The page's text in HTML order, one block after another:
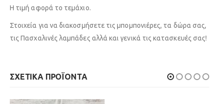
Η τιμή αφορά το τεμάχιο.
Στοιχεία για να διακοσμήσετε τις μπομπονιέρες, τα δώρα σας,
τις Πασχαλινές λαμπάδες αλλά και γενικά τις κατασκευές σας!
ΣΧΕΤΙΚΆ ΠΡΟΪΌΝΤΑ